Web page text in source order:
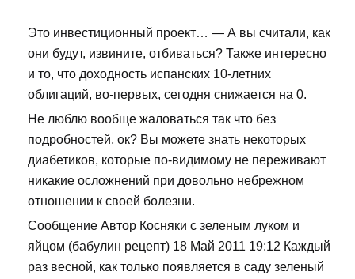
Это инвестиционный проект… — А вы считали, как
они будут, извините, отбиваться? Также интересно
и то, что доходность испанских 10-летних
облигаций, во-первых, сегодня снижается на 0.
Не люблю вообще жаловаться так что без
подробностей, ок? Вы можете знать некоторых
диабетиков, которые по-видимому не переживают
никакие осложнений при довольно небрежном
отношении к своей болезни.
Сообщение Автор Косняки с зеленым луком и
яйцом (бабулин рецепт) 18 Май 2011 19:12 Каждый
раз весной, как только появляется в саду зеленый